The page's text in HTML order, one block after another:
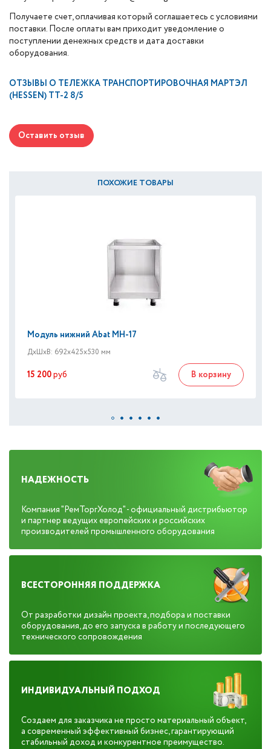
Получаете счет, оплачивая который соглашаетесь с условиями
поставки. После оплаты вам приходит уведомление о
поступлении денежных средств и дата доставки
оборудования.
ОТЗЫВЫ О ТЕЛЕЖКА ТРАНСПОРТИРОВОЧНАЯ МАРТЭЛ
(HESSEN) ТТ-2 8/5
Оставить отзыв
ПОХОЖИЕ ТОВАРЫ
Модуль нижний Abat МН-17
ДxШxВ: 692x425x530 мм
15 200руб В корзину
НАДЕЖНОСТЬ
Компания "РемТоргХолод" - официальный дистрибьютор
и партнер ведущих европейских и российских
производителей промышленного оборудования
ВСЕСТОРОННЯЯ ПОДДЕРЖКА
От разработки дизайн проекта, подбора и поставки
оборудования, до его запуска в работу и последующего
технического сопровождения
ИНДИВИДУАЛЬНЫЙ ПОДХОД
Создаем для заказчика не просто материальный объект,
а современный эффективный бизнес, гарантирующий
стабильный доход и конкурентное преимущество.